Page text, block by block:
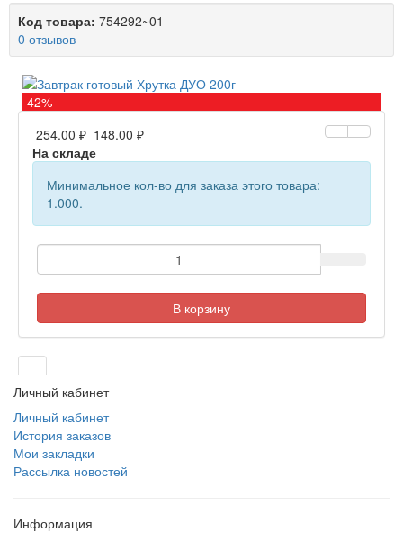
Код товара: 754292~01
0 отзывов
-42%
254.00 ₽ 148.00 ₽
На складе
Минимальное кол-во для заказа этого товара:
1.000.
В корзину
Личный кабинет
Личный кабинет
История заказов
Мои закладки
Рассылка новостей
Информация